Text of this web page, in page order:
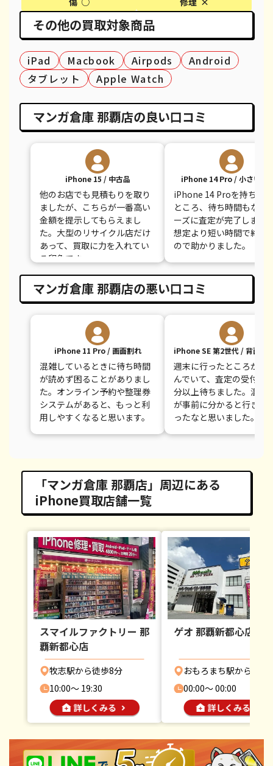
iPhone X
iPhone 8
iPhone 7 Plus
都度見積(非公開)
都度見積(非公開)
都度見積(非公開)
¥9,100
¥12,100
その他の買取対象商品
iPad Macbook Airpods
Android
タブレット
Apple Watch
マンガ倉庫 那覇店の良い口コミ
iPhone 15 / 中古品
他のお店でも見積もりを取り
ましたが、こちらが一番高い
金額を提示してもらえまし
た。大型のリサイクル店だけ
あって、買取に力を入れてい
る印象です。
iPhone 14 Pro / 小さい傷
iPhone 14 Proを持ち込
ところ、待ち時間もなく
ーズに査定が完了しまし
想定より短い時間で終わ
ので助かりました。
マンガ倉庫 那覇店の悪い口コミ
iPhone 11 Pro / 画面割れ
混雑しているときに待ち時間
が読めず困ることがありまし
た。オンライン予約や整理券
システムがあると、もっと利
用しやすくなると思います。
iPhone SE 第2世代 / 背面ひ
週末に行ったところかな
んでいて、査定の受付ま
分以上待ちました。混雑
が事前に分かると行きや
ったなと思いました。
「マンガ倉庫 那覇店」周辺にある
iPhone買取店舗一覧
スマイルファクトリー 那
覇新都心店
牧志駅から徒歩8分
10:00〜 19:30
ゲオ 那覇新都心店
おもろまち駅から徒歩
00:00〜 00:00